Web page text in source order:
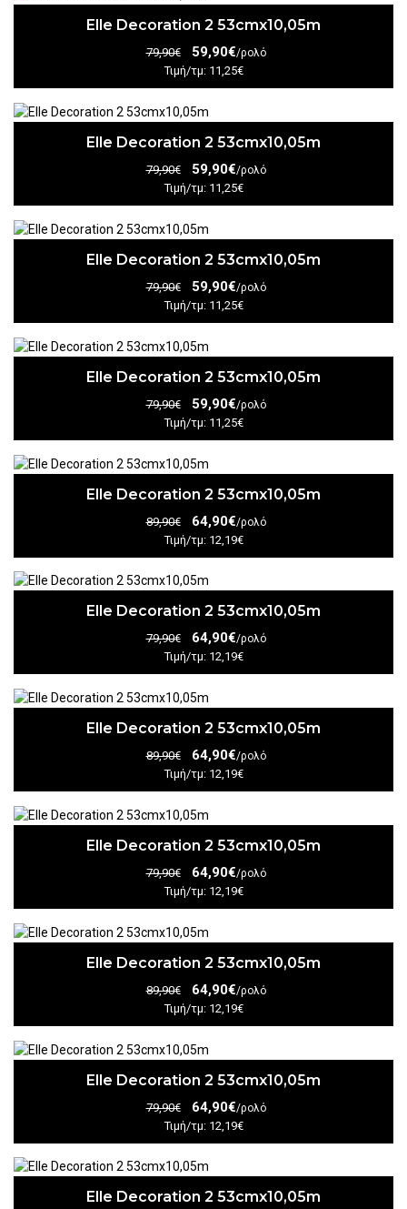
Elle Decoration 2 53cmx10,05m
79,90€ 59,90€/ρολό
Τιμή/τμ: 11,25€
Elle Decoration 2 53cmx10,05m
79,90€ 59,90€/ρολό
Τιμή/τμ: 11,25€
Elle Decoration 2 53cmx10,05m
79,90€ 59,90€/ρολό
Τιμή/τμ: 11,25€
Elle Decoration 2 53cmx10,05m
79,90€ 59,90€/ρολό
Τιμή/τμ: 11,25€
Elle Decoration 2 53cmx10,05m
89,90€ 64,90€/ρολό
Τιμή/τμ: 12,19€
Elle Decoration 2 53cmx10,05m
79,90€ 64,90€/ρολό
Τιμή/τμ: 12,19€
Elle Decoration 2 53cmx10,05m
89,90€ 64,90€/ρολό
Τιμή/τμ: 12,19€
Elle Decoration 2 53cmx10,05m
79,90€ 64,90€/ρολό
Τιμή/τμ: 12,19€
Elle Decoration 2 53cmx10,05m
89,90€ 64,90€/ρολό
Τιμή/τμ: 12,19€
Elle Decoration 2 53cmx10,05m
79,90€ 64,90€/ρολό
Τιμή/τμ: 12,19€
Elle Decoration 2 53cmx10,05m